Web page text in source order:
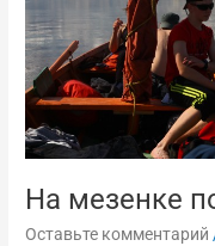
На мезенке
Оставьте комментарий